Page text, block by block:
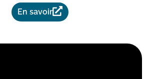
En savoir